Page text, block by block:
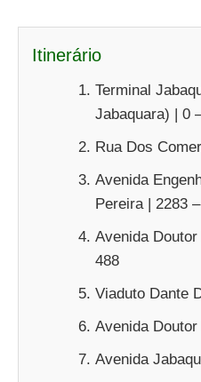
Itinerário
Terminal
Jabaquara) | 0
Rua Dos
Avenida
Pereira | 2283
Avenida
488
Viaduto Dante
Avenida
Avenida